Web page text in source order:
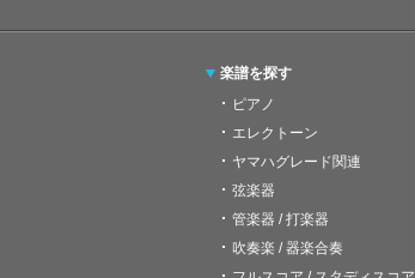
楽譜を探す
ピアノ
エレクトーン
ヤマハグレード関連
弦楽器
管楽器 / 打楽器
吹奏楽 / 器楽合奏